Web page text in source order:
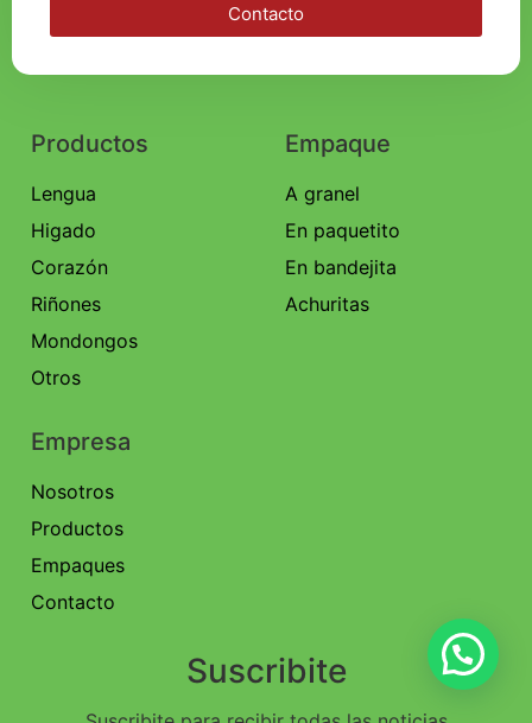
Contacto
Productos
Lengua
Higado
Corazón
Riñones
Mondongos
Otros
Empaque
A granel
En paquetito
En bandejita
Achuritas
Empresa
Nosotros
Productos
Empaques
Contacto
Suscribite